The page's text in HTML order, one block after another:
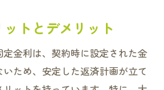
トとデメリット
金利は、契約時に設定された金
ため、安定した返済計画が立て